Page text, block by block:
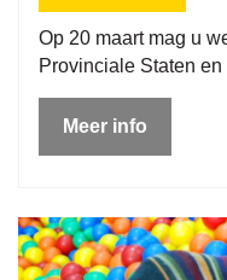
Op 20 maart mag u
Provinciale Staten
Meer info